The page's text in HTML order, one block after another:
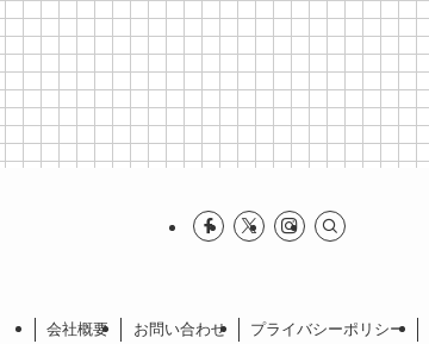
会社概要 お問い合わせ プライバシーポリシー